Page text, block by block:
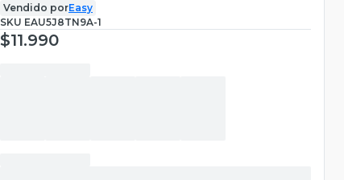
Vendido porEasy
SKU EAU5J8TN9A-1
$11.990